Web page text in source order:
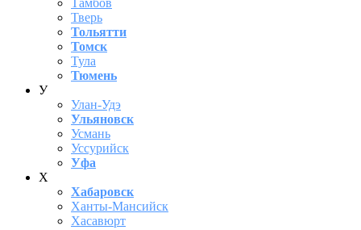
Тамбов
Тверь
Тольятти
Томск
Тула
Тюмень
У
Улан-Удэ
Ульяновск
Усмань
Уссурийск
Уфа
Х
Хабаровск
Ханты-Мансийск
Хасавюрт